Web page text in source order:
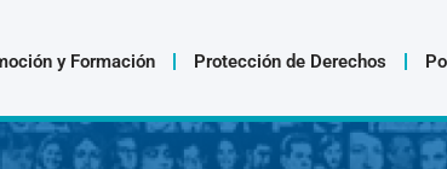
y Formación Protección de Derechos